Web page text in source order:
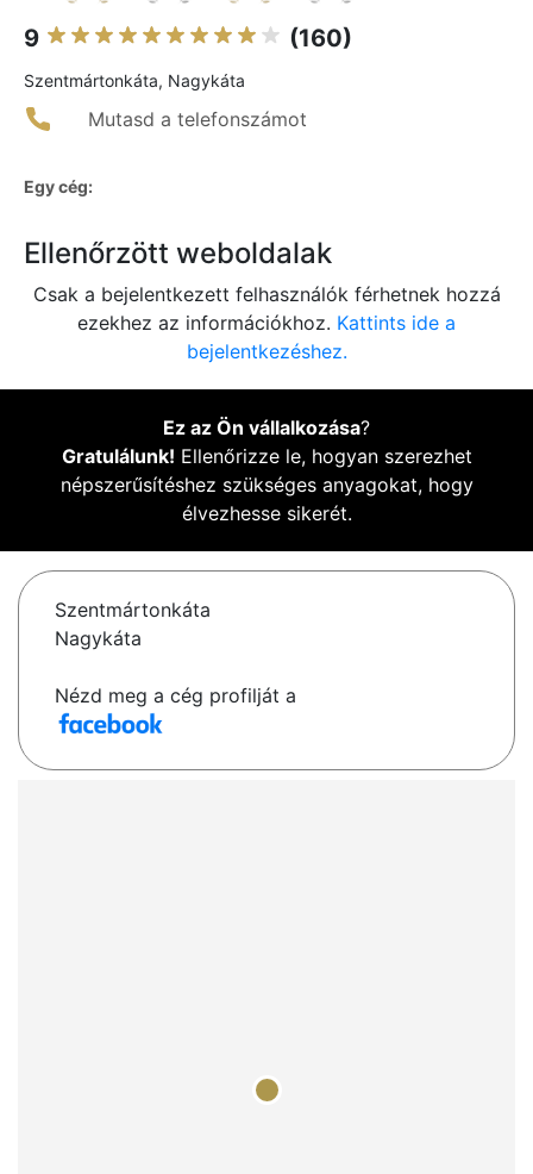
9 (160)
Szentmártonkáta, Nagykáta
Mutasd a telefonszámot
Egy cég:
Ellenőrzött weboldalak
Csak a bejelentkezett felhasználók férhetnek hozzá
ezekhez az információkhoz. Kattints ide a
bejelentkezéshez.
Ez az Ön vállalkozása?
Gratulálunk! Ellenőrizze le, hogyan szerezhet
népszerűsítéshez szükséges anyagokat, hogy
élvezhesse sikerét.
Szentmártonkáta
Nagykáta
Nézd meg a cég profilját a